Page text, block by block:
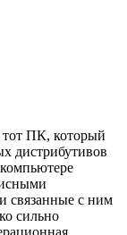
тот ПК, который
дистрибутивов
связанные с ним
сильно